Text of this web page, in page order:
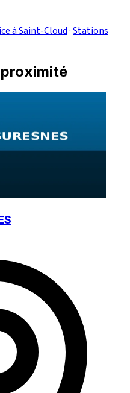
à Saint-Cloud·Stations